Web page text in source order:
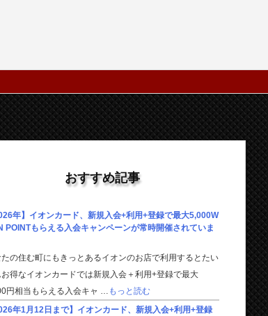
おすすめ記事
年】イオンカード、新規入会+利用+登録で最大5,000W
POINTもらえる入会キャンペーンが常時開催されていま
たの住む町にもきっとあるイオンのお店で利用するとたい
得なイオンカードでは新規入会＋利用+登録で最大
円相当もらえる入会キャ …
もっと読む
年1月12日まで】イオンカード、新規入会+利用+登録